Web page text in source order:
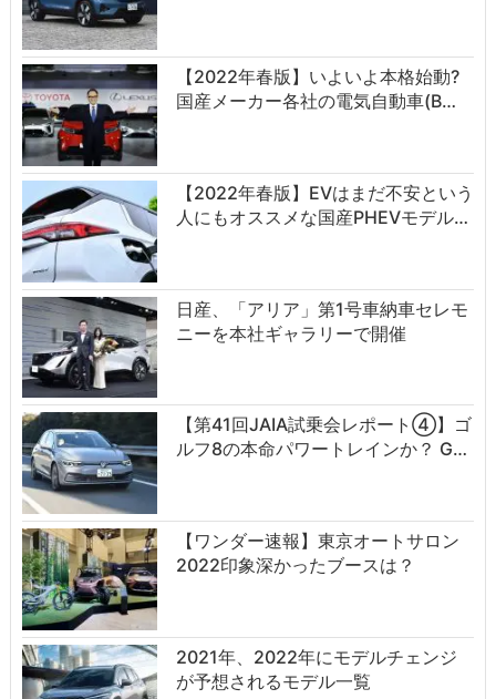
【2022年春版】いよいよ本格始動?
国産メーカー各社の電気自動車(B…
【2022年春版】EVはまだ不安という
人にもオススメな国産PHEVモデル…
日産、「アリア」第1号車納車セレモ
ニーを本社ギャラリーで開催
【第41回JAIA試乗会レポート④】ゴ
ルフ8の本命パワートレインか？ G…
【ワンダー速報】東京オートサロン
2022印象深かったブースは？
2021年、2022年にモデルチェンジ
が予想されるモデル一覧